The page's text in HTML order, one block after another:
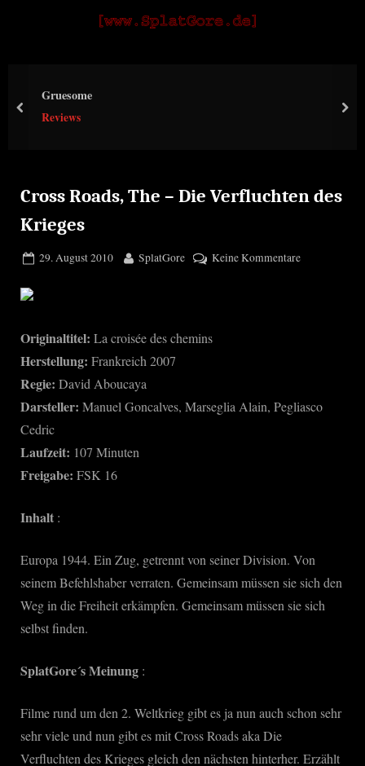
r
Gruesome
Reviews
prev
Cross Roads, The – Die Verfluchten des
Krieges
Posted
29. August 2010 By
SplatGore Keine Kommentarezu
Krieges
Originaltitel: La croisée des chemins
Herstellung: Frankreich 2007
Regie: David Aboucaya
Darsteller: Manuel Goncalves, Marseglia Alain, Pegliasco
Cedric
Laufzeit: 107 Minuten
Freigabe: FSK 16
Inhalt :
Europa 1944. Ein Zug, getrennt von seiner Division. Von
seinem Befehlshaber verraten. Gemeinsam müssen sie sich den
Weg in die Freiheit erkämpfen. Gemeinsam müssen sie sich
selbst finden.
SplatGore´s Meinung :
Filme rund um den 2. Weltkrieg gibt es ja nun auch schon sehr
sehr viele und nun gibt es mit Cross Roads aka Die
Verfluchten des Krieges gleich den nächsten hinterher. Erzählt